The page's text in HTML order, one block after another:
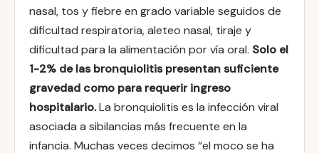
nasal, tos y fiebre en grado variable seguidos de
dificultad respiratoria, aleteo nasal, tiraje y
dificultad para la alimentación por vía oral. Solo el
1-2% de las bronquiolitis presentan suficiente
gravedad como para requerir ingreso
hospitalario.La bronquiolitis es la infección viral
asociada a sibilancias más frecuente en la
infancia. Muchas veces decimos “el moco se ha